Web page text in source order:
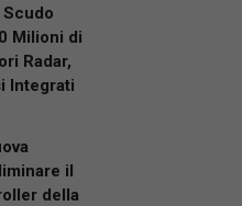
Milioni di
Radar,
Integrati
il
della